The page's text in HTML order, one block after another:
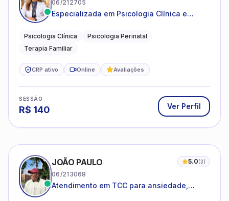
06/212705
Especializada em Psicologia Clínica e
famílias
Psicologia Clínica
Psicologia Perinatal
Terapia Familiar
CRP ativo Online Avaliações
SESSÃO
R$ 140 Ver Perfil
JOÃO PAULO 5.0(3)
06/213068
Atendimento em TCC para ansiedade,